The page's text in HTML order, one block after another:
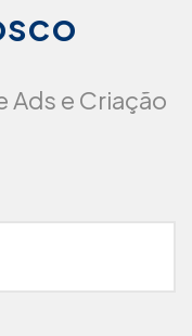
Ads e Criação